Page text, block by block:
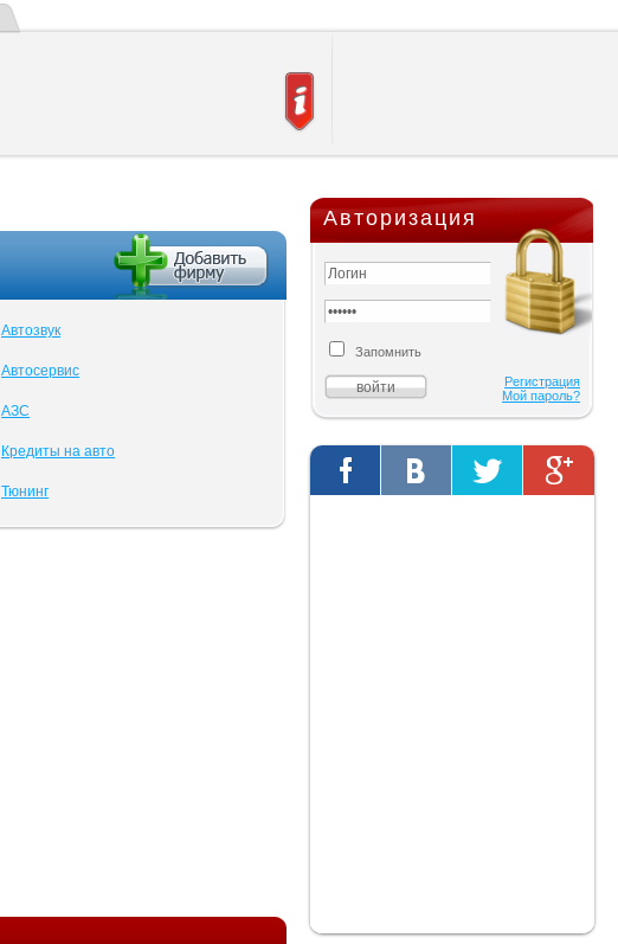
Автозвук
Автосервис
АЗС
Кредиты на авто
Тюнинг
Авторизация
Запомнить
Регистрация
Мой пароль?